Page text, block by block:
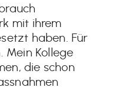
mit ihrem
haben. Für
Mein Kollege
die schon